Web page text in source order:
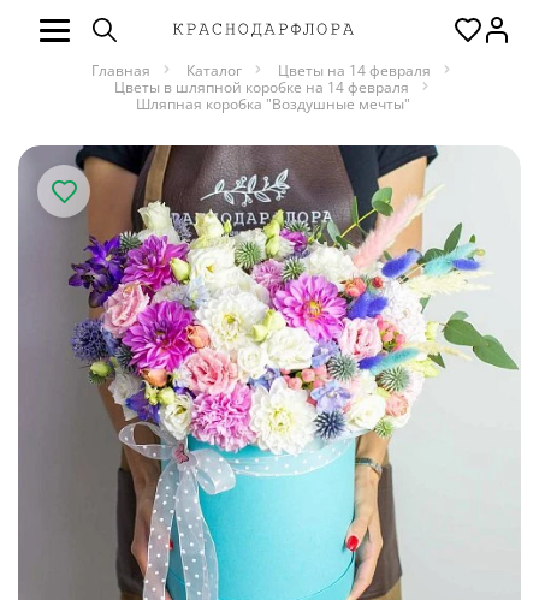
Главная Каталог
Цветы на 14 февраля
Цветы в шляпной коробке на 14 февраля
Шляпная коробка "Воздушные мечты"